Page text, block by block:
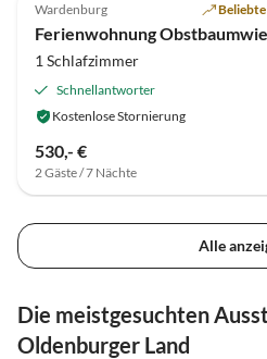
Wardenburg
Ferienwohnung
1 Schlafzimmer
Schnellantworter
Kostenlose Stornierung
530,- €
2 Gäste / 7 Nächte
Alle
Die meistgesuchten
Oldenburger Land